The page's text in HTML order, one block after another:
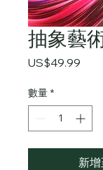
抽象藝
US$49.99
數量 *
新